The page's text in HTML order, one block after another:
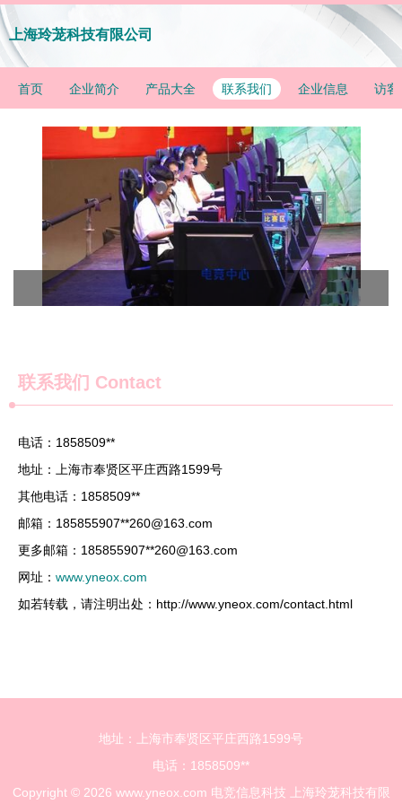
上海玲茏科技有限公司
首页 企业简介 产品大全 联系我们 企业信息 访客
联系我们 Contact
电话：1858509**
地址：上海市奉贤区平庄西路1599号
其他电话：1858509**
邮箱：185855907**260@163.com
更多邮箱：185855907**260@163.com
网址： www.yneox.com
如若转载，请注明出处：http://www.yneox.com/contact.html
地址：上海市奉贤区平庄西路1599号
电话：1858509**
Copyright © 2026 www.yneox.com 电竞信息科技 上海玲茏科技有限